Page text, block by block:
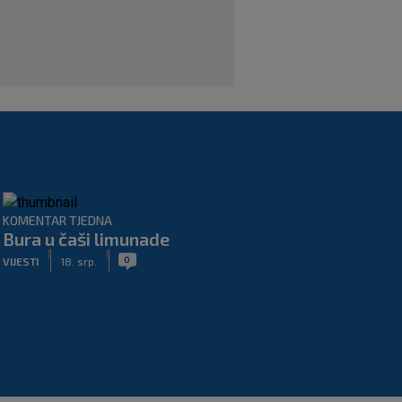
KOMENTAR TJEDNA
Bura u čaši limunade
VIJESTI 18. srp. 0